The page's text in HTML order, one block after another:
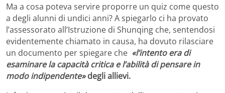
Ma a cosa poteva servire proporre un quiz come questo
a degli alunni di undici anni? A spiegarlo ci ha provato
l’assessorato all’Istruzione di Shunqing che, sentendosi
evidentemente chiamato in causa, ha dovuto rilasciare
un documento per spiegare che «l’intento era di
esaminare la capacità critica e l’abilità di pensare in
modo indipendente» degli allievi.